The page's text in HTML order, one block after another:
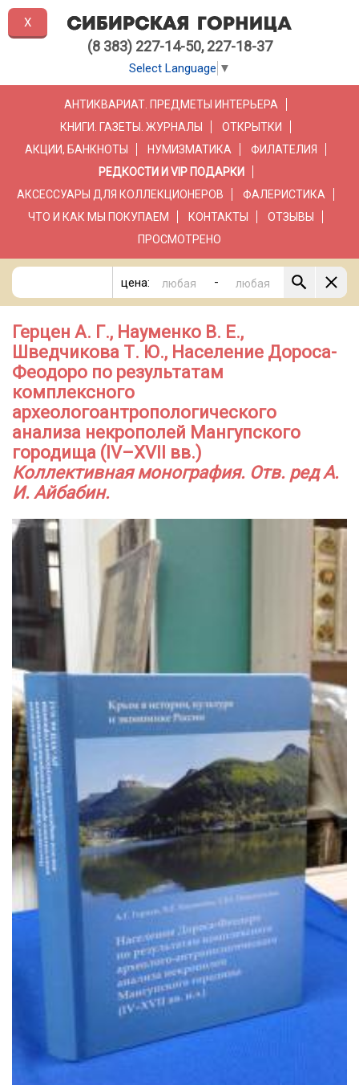
(8 383) 227-14-50, 227-18-37
Select Language ▼
АНТИКВАРИАТ. ПРЕДМЕТЫ ИНТЕРЬЕРА
КНИГИ. ГАЗЕТЫ. ЖУРНАЛЫ
ОТКРЫТКИ
АКЦИИ, БАНКНОТЫ
НУМИЗМАТИКА
ФИЛАТЕЛИЯ
РЕДКОСТИ И VIP ПОДАРКИ
АКСЕССУАРЫ ДЛЯ КОЛЛЕКЦИОНЕРОВ
ФАЛЕРИСТИКА
ЧТО И КАК МЫ ПОКУПАЕМ
КОНТАКТЫ
ОТЗЫВЫ
ПРОСМОТРЕНО
цена: -
Герцен А. Г., Науменко В. Е.,
Шведчикова Т. Ю., Население Дороса-
Феодоро по результатам
комплексного
археологоантропологического
анализа некрополей Мангупского
городища (IV–XVII вв.)
Коллективная монография. Отв. ред А.
И. Айбабин.
X